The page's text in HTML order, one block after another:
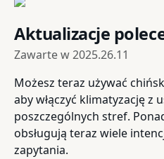
Aktualizacje
Zawarte w2025.26.11
Możesz teraz używać
aby włączyć klimatyzację z
poszczególnych stref.
obsługują teraz wiele
zapytania.